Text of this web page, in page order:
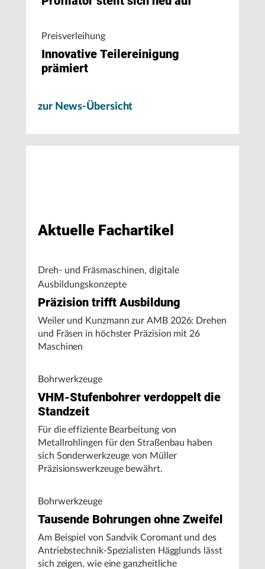
Preisverleihung
Innovative Teilereinigung
prämiert
zur News-Übersicht
Aktuelle Fachartikel
Dreh- und Fräsmaschinen, digitale
Ausbildungskonzepte
Präzision trifft Ausbildung
Weiler und Kunzmann zur AMB 2026: Drehen
und Fräsen in höchster Präzision mit 26
Maschinen
Bohrwerkzeuge
VHM-Stufenbohrer verdoppelt die
Standzeit
Für die effiziente Bearbeitung von
Metallrohlingen für den Straßenbau haben
sich Sonderwerkzeuge von Müller
Präzisionswerkzeuge bewährt.
Bohrwerkzeuge
Tausende Bohrungen ohne Zweifel
Am Beispiel von Sandvik Coromant und des
Antriebstechnik-Spezialisten Hägglunds lässt
sich zeigen, wie eine ganzheitliche